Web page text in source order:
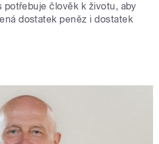
potřebuje člověk k životu, aby
dostatek peněz i dostatek